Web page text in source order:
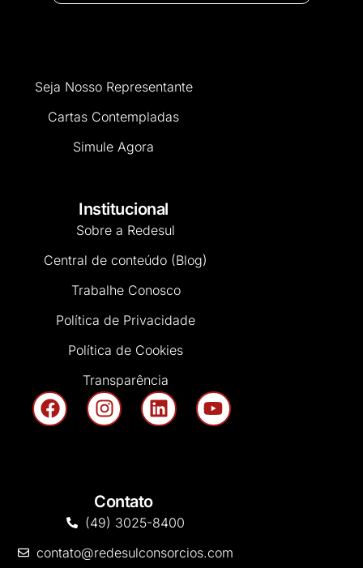
Seja Nosso Representante
Cartas Contempladas
Simule Agora
Institucional
Sobre a Redesul
Central de conteúdo (Blog)
Trabalhe Conosco
Política de Privacidade
Política de Cookies
Transparência
Contato
(49) 3025-8400
contato@redesulconsorcios.com